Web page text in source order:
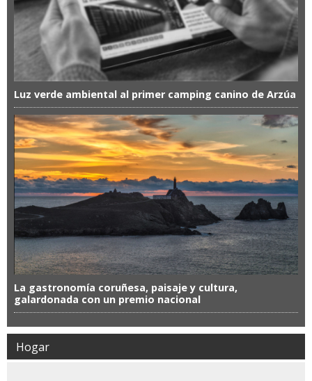
Luz verde ambiental al primer camping canino de Arzúa
La gastronomía coruñesa, paisaje y cultura,
galardonada con un premio nacional
Hogar